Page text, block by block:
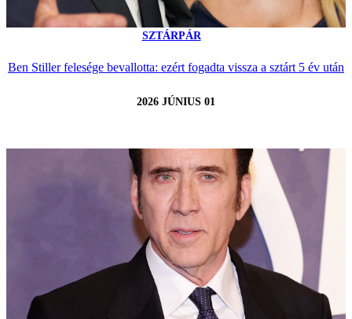
SZTÁRPÁR
Ben Stiller felesége bevallotta: ezért fogadta vissza a sztárt 5 év után
2026 JÚNIUS 01